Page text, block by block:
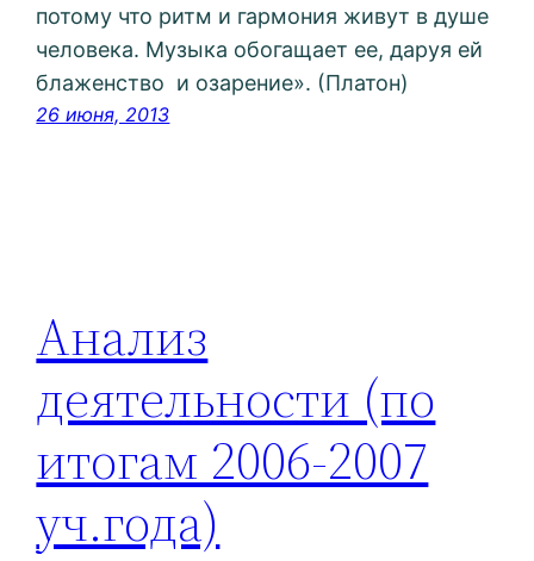
потому что ритм и гармония живут в душе
человека. Музыка обогащает ее, даруя ей
блаженство и озарение». (Платон)
26 июня, 2013
Анализ
деятельности (по
итогам 2006-2007
уч.года)